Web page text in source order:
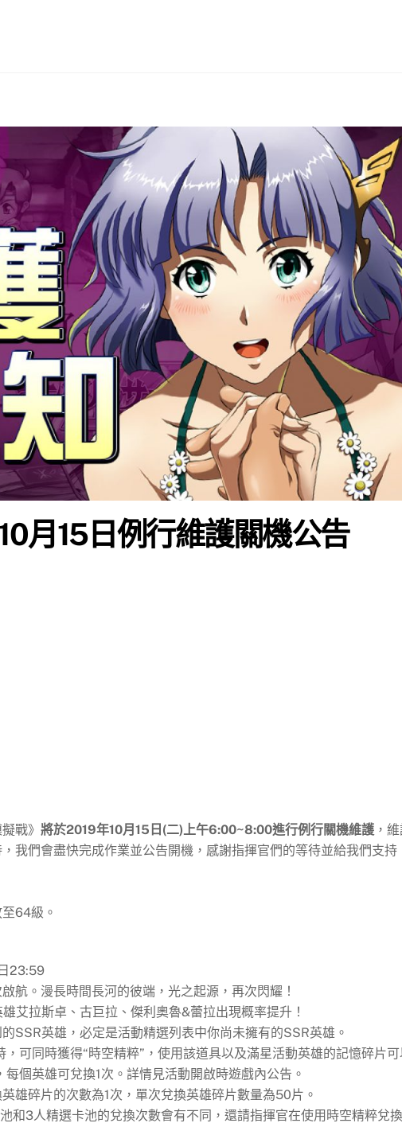
月15日例行維護關機公告
戰》 將於2019年10月15日(二)上午6:00~8:00進行例行關機維護 ，
我們會盡快完成作業並公告開機，感謝指揮官們的等待並給我們支持
64級。
23:59
航。漫長時間長河的彼端，光之起源，再次閃耀！
艾拉斯卓、古巨拉、傑利奧魯&蕾拉出現概率提升！
SSR英雄，必定是活動精選列表中你尚未擁有的SSR英雄。
可同時獲得“時空精粹”，使用該道具以及滿星活動英雄的記憶碎片
個英雄可兌換1次。詳情見活動開啟時遊戲內公告。
雄碎片的次數為1次，單次兌換英雄碎片數量為50片。
3人精選卡池的兌換次數會有不同，還請指揮官在使用時空精粹兌